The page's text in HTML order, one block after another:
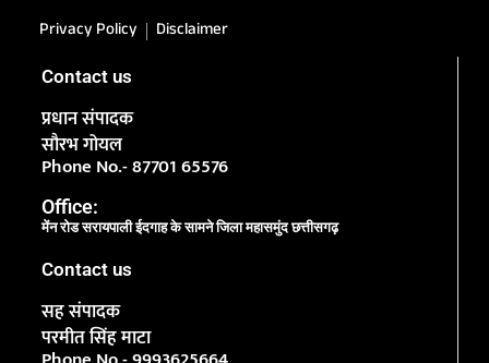
Privacy Policy
Disclaimer
Contact us
प्रधान संपादक
सौरभ गोयल
Phone No.- 87701 65576
Office:
मेंन रोड सरायपाली ईदगाह के सामने जिला महासमुंद छत्तीसगढ़
Contact us
सह संपादक
परमीत सिंह माटा